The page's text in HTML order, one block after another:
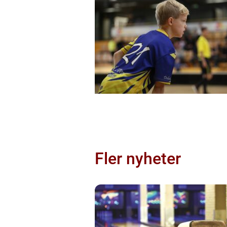
Fler nyheter